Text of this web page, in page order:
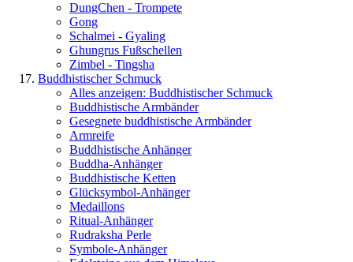
DungChen - Trompete
Gong
Schalmei - Gyaling
Ghungrus Fußschellen
Zimbel - Tingsha
Buddhistischer Schmuck
Alles anzeigen: Buddhistischer Schmuck
Buddhistische Armbänder
Gesegnete buddhistische Armbänder
Armreife
Buddhistische Anhänger
Buddha-Anhänger
Buddhistische Ketten
Glücksymbol-Anhänger
Medaillons
Ritual-Anhänger
Rudraksha Perle
Symbole-Anhänger